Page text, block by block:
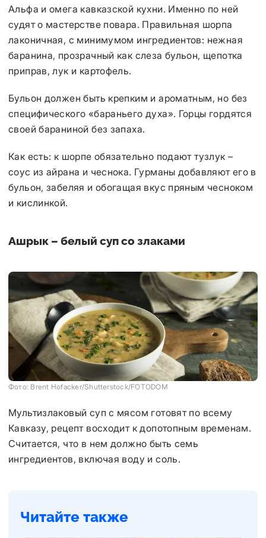
Альфа и омега кавказской кухни. Именно по ней
судят о мастерстве повара. Правильная шорпа
лаконичная, с минимумом ингредиентов: нежная
баранина, прозрачный как слеза бульон, щепотка
приправ, лук и картофель.
Бульон должен быть крепким и ароматным, но без
специфического «бараньего духа». Горцы гордятся
своей бараниной без запаха.
Как есть: к шорпе обязательно подают тузлук –
соус из айрана и чеснока. Гурманы добавляют его в
бульон, забеляя и обогащая вкус пряным чесноком
и кислинкой.
Ашрык – белый суп со злаками
Фото: Brent Hofacker/Shutterstock/FOTODOM
Мультизлаковый суп с мясом готовят по всему
Кавказу, рецепт восходит к допотопным временам.
Считается, что в нем должно быть семь
ингредиентов, включая воду и соль.
Читайте также